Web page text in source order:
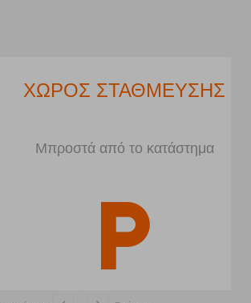
ΣΤΑΘΜΕΥΣΗΣ
από το κατάστημα